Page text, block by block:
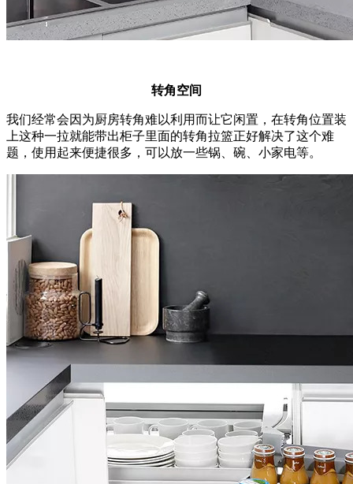
转角空间
我们经常会因为厨房转角难以利用而让它闲置，在转角位置装
上这种一拉就能带出柜子里面的转角拉篮正好解决了这个难
题，使用起来便捷很多，可以放一些锅、碗、小家电等。